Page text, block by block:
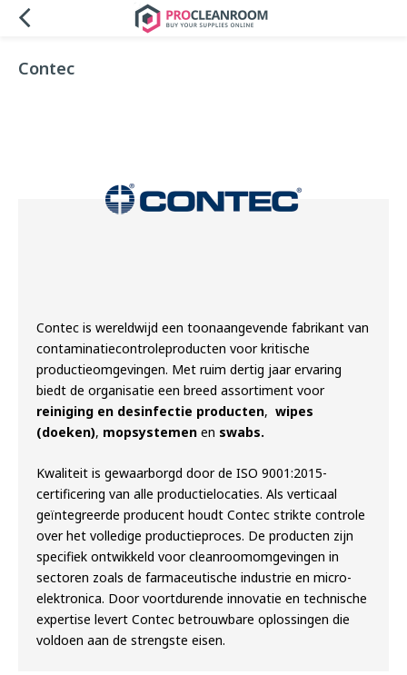
Contec
Contec is wereldwijd een toonaangevende fabrikant van
contaminatiecontroleproducten voor kritische
productieomgevingen. Met ruim dertig jaar ervaring
biedt de organisatie een breed assortiment voor
reiniging en desinfectie producten, wipes
(doeken), mopsystemen en swabs.
Kwaliteit is gewaarborgd door de ISO 9001:2015-
certificering van alle productielocaties. Als verticaal
geïntegreerde producent houdt Contec strikte controle
over het volledige productieproces. De producten zijn
specifiek ontwikkeld voor cleanroomomgevingen in
sectoren zoals de farmaceutische industrie en micro-
elektronica. Door voortdurende innovatie en technische
expertise levert Contec betrouwbare oplossingen die
voldoen aan de strengste eisen.